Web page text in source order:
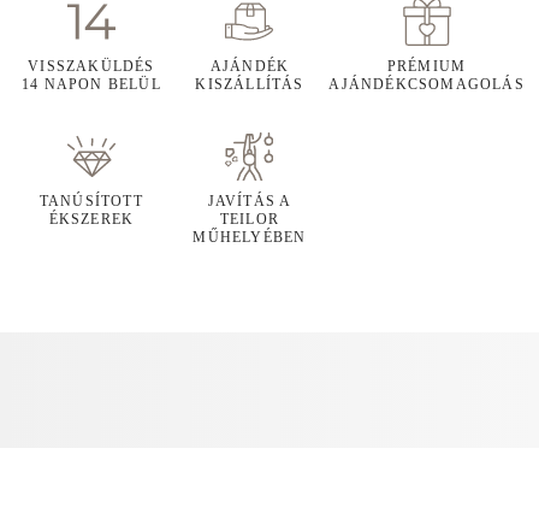
VISSZAKÜLDÉS
14 NAPON BELÜL
AJÁNDÉK
KISZÁLLÍTÁS
PRÉMIUM
AJÁNDÉKCSOMAGOLÁS
TANÚSÍTOTT
ÉKSZEREK
JAVÍTÁS A
TEILOR
MŰHELYÉBEN